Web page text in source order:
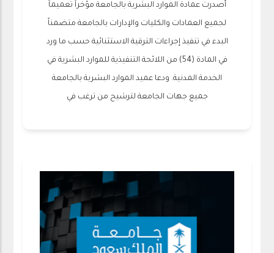
أصدرت عمادة الموارد البشرية بالجامعة مؤخراً تعميماً
لجميع العمادات والكليات والإدارات بالجامعة متضمناً
البدء في تنفيذ إجراءات الترقية الاستثنائية حسب ما ورد
في المادة (54) من اللائحة التنفيذية للموارد البشرية في
الخدمة المدنية. ودعا عميد الموارد البشرية بالجامعة
جميع جهات الجامعة لترشيح من ترغب في